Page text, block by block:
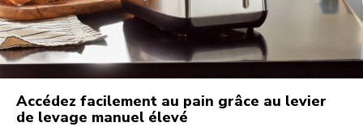
Accédez facilement au pain grâce au levier
de levage manuel élevé